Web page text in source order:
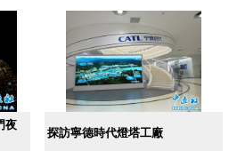
夜
探訪寧德時代燈塔工廠